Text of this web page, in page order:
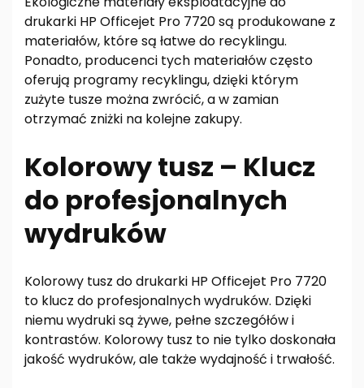
drukarki HP Officejet Pro 7720 są produkowane z
materiałów, które są łatwe do recyklingu.
Ponadto, producenci tych materiałów często
oferują programy recyklingu, dzięki którym
zużyte tusze można zwrócić, a w zamian
otrzymać zniżki na kolejne zakupy.
Kolorowy tusz – Klucz
do profesjonalnych
wydruków
Kolorowy tusz do drukarki HP Officejet Pro 7720
to klucz do profesjonalnych wydruków. Dzięki
niemu wydruki są żywe, pełne szczegółów i
kontrastów. Kolorowy tusz to nie tylko doskonała
jakość wydruków, ale także wydajność i trwałość.